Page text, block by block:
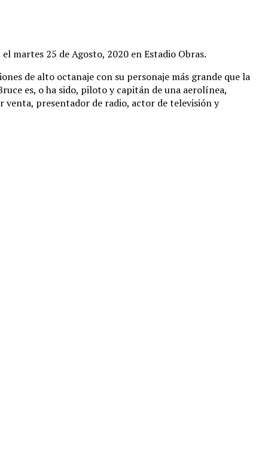
martes 25 de Agosto, 2020 en Estadio Obras.
de alto octanaje con su personaje más grande que la
es, o ha sido, piloto y capitán de una aerolínea,
venta, presentador de radio, actor de televisión y